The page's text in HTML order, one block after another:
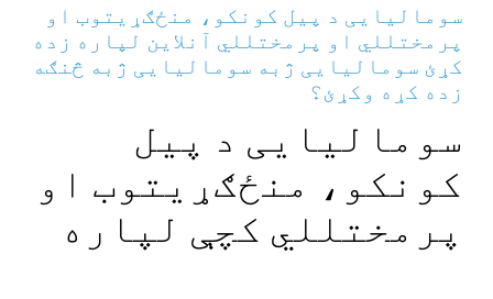
سومالیایی د پیل کونکو، منځګړیتوب او
پرمختللي او پرمختللي آنلاین لپاره زده
کړئ سومالیایی ژبه سومالیایی ژبه څنګه
زده کړه وکړئ؟
سومالیایی د پیل
کونکو، منځګړیتوب او
پرمختللي کچې لپاره